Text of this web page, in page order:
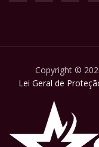
Copyright ©
Lei Geral de